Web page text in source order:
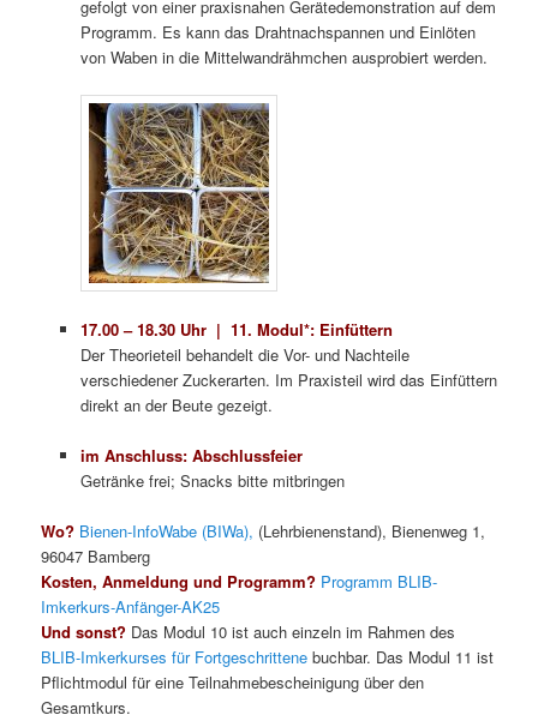
gefolgt von einer praxisnahen Gerätedemonstration auf dem
Programm. Es kann das Drahtnachspannen und Einlöten
von Waben in die Mittelwandrähmchen ausprobiert werden.
17.00 – 18.30 Uhr | 11. Modul*: Einfüttern
Der Theorieteil behandelt die Vor- und Nachteile
verschiedener Zuckerarten. Im Praxisteil wird das Einfüttern
direkt an der Beute gezeigt.
im Anschluss: Abschlussfeier
Getränke frei; Snacks bitte mitbringen
Wo? Bienen-InfoWabe (BIWa), (Lehrbienenstand), Bienenweg 1,
96047 Bamberg
Kosten, Anmeldung und Programm? Programm BLIB-
Imkerkurs-Anfänger-AK25
Und sonst? Das Modul 10 ist auch einzeln im Rahmen des
BLIB-Imkerkurses für Fortgeschrittenebuchbar. Das Modul 11 ist
Pflichtmodul für eine Teilnahmebescheinigung über den
Gesamtkurs.